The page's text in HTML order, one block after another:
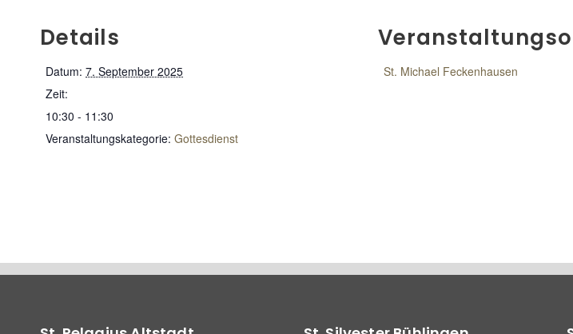
Details
Datum: 7. September 2025
Zeit:
10:30 - 11:30
Veranstaltungskategorie: Gottesdienst
St. Michael Feckenhausen